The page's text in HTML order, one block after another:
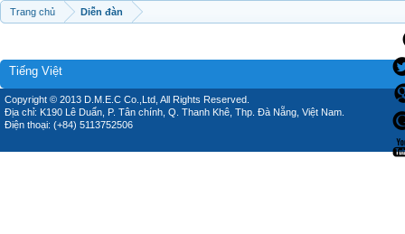
Trang chủ Diễn đàn
Tiếng Việt
Copyright © 2013 D.M.E.C Co.,Ltd, All Rights Reserved.
Địa chỉ: K190 Lê Duẩn, P. Tân chính, Q. Thanh Khê, Thp. Đà Nẵng, Việt Nam.
Điện thoại: (+84) 5113752506